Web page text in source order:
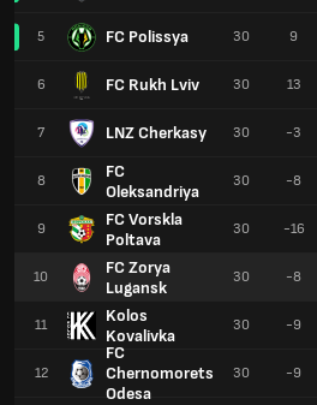
5 FC Polissya
6 FC Rukh Lviv
7 LNZ Cherkasy
8
FC
Oleksandriya
9
FC Vorskla
Poltava
10
FC Zorya
Lugansk
11
Kolos
Kovalivka
12
FC
Chernomorets
Odesa
30 9
30 13
30 -3
30 -8
30 -16
30 -8
30 -9
30 -9